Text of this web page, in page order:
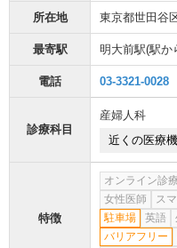
所在地 東京都世田谷
最寄駅 明大前駅(駅か
電話 03-3321-0028
診療科目
産婦人科
近くの医療
特徴
オンライン診療
女性医師
ス
駐車場
英語
バリアフリー